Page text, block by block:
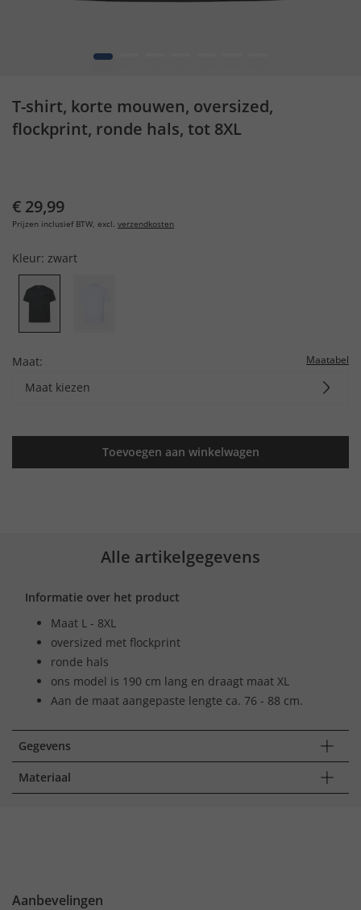
1
T-shirt, korte mouwen, oversized,
flockprint, ronde hals, tot 8XL
€ 29,99
Prijzen inclusief BTW, excl. verzendkosten
Kleur: zwart
Maat: Maatabel
Maat kiezen
Toevoegen aan winkelwagen
Alle artikelgegevens
Informatie over het product
Maat L - 8XL
oversized met flockprint
ronde hals
ons model is 190 cm lang en draagt maat XL
Aan de maat aangepaste lengte ca. 76 - 88 cm.
Gegevens
Materiaal
Aanbevelingen